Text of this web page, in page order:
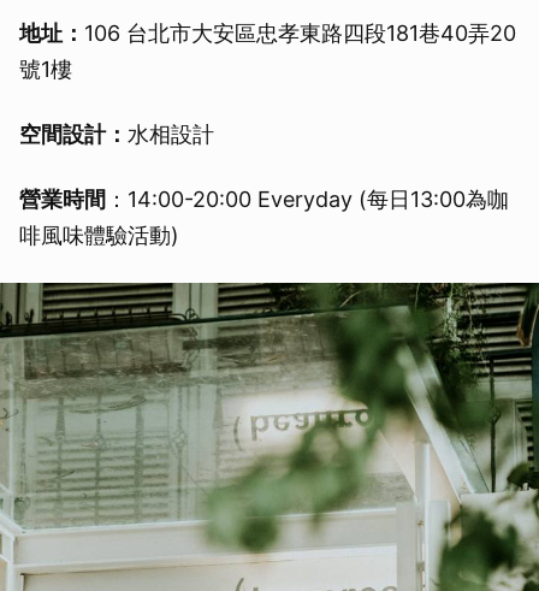
地址： 106 台北市大安區忠孝東路四段181巷40弄20
號1樓
空間設計： 水相設計
營業時間 ：14:00-20:00 Everyday (每日13:00為咖
啡風味體驗活動)